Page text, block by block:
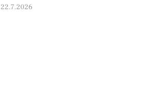
22.7.2026